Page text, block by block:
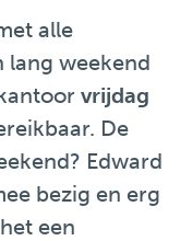
alle
lang weekend
vrijdag
De
Edward
bezig en erg
een